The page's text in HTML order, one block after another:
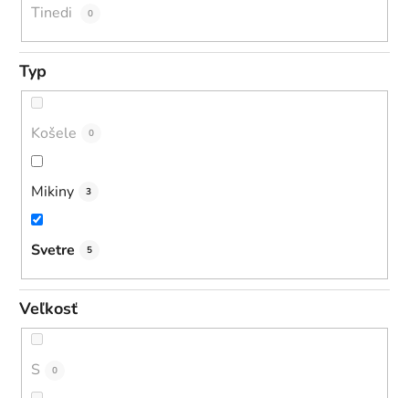
Tinedi 0
Typ
Košele 0
Mikiny 3
Svetre 5
Veľkosť
S 0